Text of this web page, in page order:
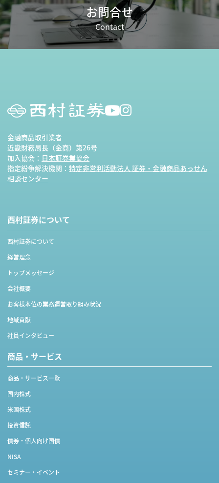
お問合せ
Contact
金融商品取引業者
近畿財務局長（金商）第26号
加入協会： 日本証券業協会
指定紛争解決機関： 特定非営利活動法人 証券・金融商品あっせん
相談センター
西村証券について
西村証券について
経営理念
トップメッセージ
会社概要
お客様本位の業務運営取り組み状況
地域貢献
社員インタビュー
商品・サービス
商品・サービス一覧
国内株式
米国株式
投資信託
債券・個人向け国債
NISA
セミナー・イベント